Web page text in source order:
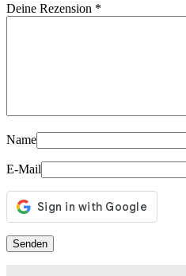
Deine Rezension *
Name
E-Mail